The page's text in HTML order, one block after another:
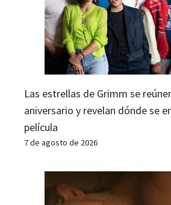
Las estrellas de Grimm se
aniversario y revelan dónde se
película
7 de agosto de 2026